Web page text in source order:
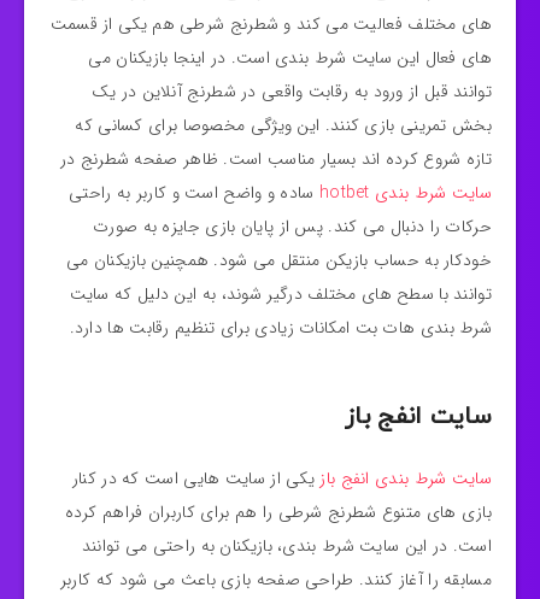
های مختلف فعالیت می‌ کند و شطرنج شرطی هم یکی از قسمت‌
های فعال این سایت شرط بندی است. در اینجا بازیکنان می‌
توانند قبل از ورود به رقابت واقعی در شطرنج آنلاین در یک
بخش تمرینی بازی کنند. این ویژگی مخصوصا برای کسانی که
تازه شروع کرده‌ اند بسیار مناسب است. ظاهر صفحه شطرنج در
سایت شرط بندی hotbet
ساده و واضح است و کاربر به راحتی
حرکات را دنبال می‌ کند. پس از پایان بازی جایزه به صورت
خودکار به حساب بازیکن منتقل می‌ شود. همچنین بازیکنان می‌
توانند با سطح‌ های مختلف درگیر شوند، به این دلیل که سایت
شرط بندی هات بت امکانات زیادی برای تنظیم رقابت‌ ها دارد.
سایت انفج باز
سایت شرط بندی انفج باز یکی از سایت‌ هایی است که در کنار
بازی‌ های متنوع شطرنج شرطی را هم برای کاربران فراهم کرده
است. در این سایت شرط بندی، بازیکنان به راحتی می‌ توانند
مسابقه را آغاز کنند. طراحی صفحه‌ بازی باعث می‌ شود که کاربر